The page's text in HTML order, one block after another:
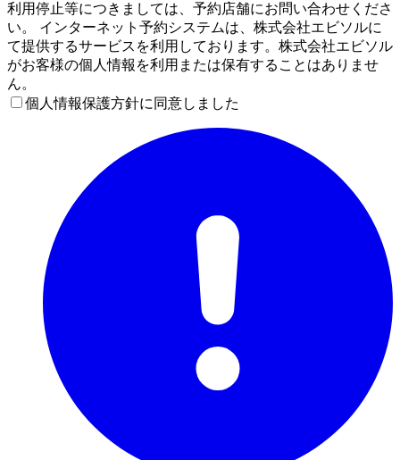
利用停止等につきましては、予約店舗にお問い合わせくださ
い。 インターネット予約システムは、株式会社エビソルに
て提供するサービスを利用しております。株式会社エビソル
がお客様の個人情報を利用または保有することはありませ
ん。
個人情報保護方針に同意しました